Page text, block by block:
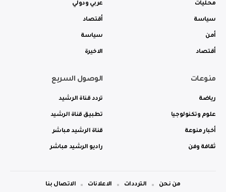
محليات
سياسة
أمن
أقتصاد
عربي ودولي
أقتصاد
سياسة
الاخيرة
منوعات
رياضة
علوم وتكنولوجيا
أخبار منوعة
ثقافة وفن
الوصول السريع
تردد قناة الرشيد
تطبيق قناة الرشيد
قناة الرشيد مباشر
راديو الرشيد مباشر
من نحن الترددات الاعلانات الاتصال بنا